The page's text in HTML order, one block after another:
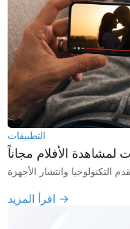
التطبيقات
لمشاهدة الأفلام مجاناً
اقرأ المزيد →